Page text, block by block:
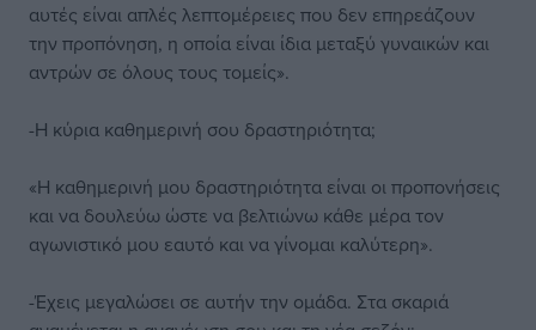
αυτές είναι απλές λεπτομέρειες που δεν επηρεάζουν
την προπόνηση, η οποία είναι ίδια μεταξύ γυναικών και
αντρών σε όλους τους τομείς».
-Η κύρια καθημερινή σου δραστηριότητα;
«Η καθημερινή μου δραστηριότητα είναι οι προπονήσεις
και να δουλεύω ώστε να βελτιώνω κάθε μέρα τον
αγωνιστικό μου εαυτό και να γίνομαι καλύτερη».
-Έχεις μεγαλώσει σε αυτήν την ομάδα. Στα σκαριά